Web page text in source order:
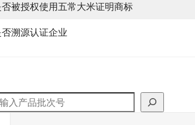
被授权使用五常大米证明商标
溯源认证企业